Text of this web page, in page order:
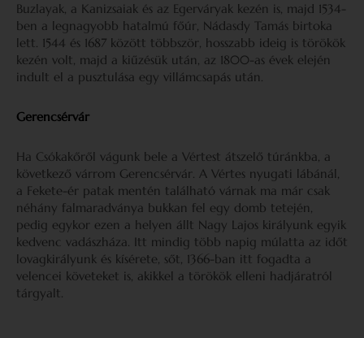
Buzlayak, a Kanizsaiak és az Egerváryak kezén is, majd 1534-
ben a legnagyobb hatalmú főúr, Nádasdy Tamás birtoka
lett. 1544 és 1687 között többször, hosszabb ideig is törökök
kezén volt, majd a kiűzésük után, az 1800-as évek elején
indult el a pusztulása egy villámcsapás után.
Gerencsérvár
Ha Csókakőről vágunk bele a Vértest átszelő túránkba, a
következő várrom Gerencsérvár. A Vértes nyugati lábánál,
a Fekete-ér patak mentén található várnak ma már csak
néhány falmaradványa bukkan fel egy domb tetején,
pedig egykor ezen a helyen állt Nagy Lajos királyunk egyik
kedvenc vadászháza. Itt mindig több napig múlatta az időt
lovagkirályunk és kísérete, sőt, 1366-ban itt fogadta a
velencei követeket is, akikkel a törökök elleni hadjáratról
tárgyalt.